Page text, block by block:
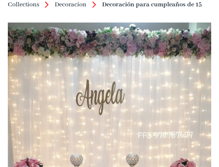
Streaming
Livings
Deco
Combos
Contacto
Collections Decoracion Decoración para cumpleaños de 15